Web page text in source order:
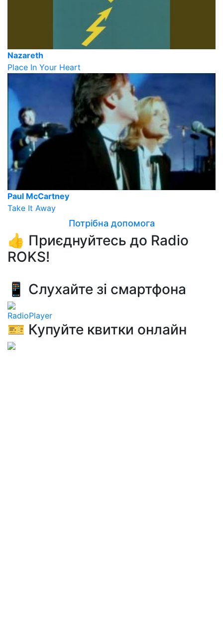
Nazareth
Place In Your Heart
Paul McCartney
Take It Away
Потрібна допомога
👍 Приєднуйтесь до Radio
ROKS!
📱 Слухайте зі смартфона
RadioPlayer
🎫 Купуйте квитки онлайн